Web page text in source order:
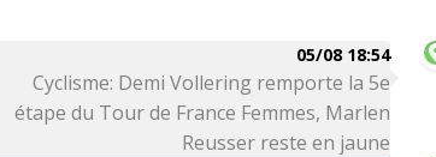
05/08 18:54
Cyclisme: Demi Vollering remporte la 5e
étape du Tour de France Femmes, Marlen
Reusser reste en jaune